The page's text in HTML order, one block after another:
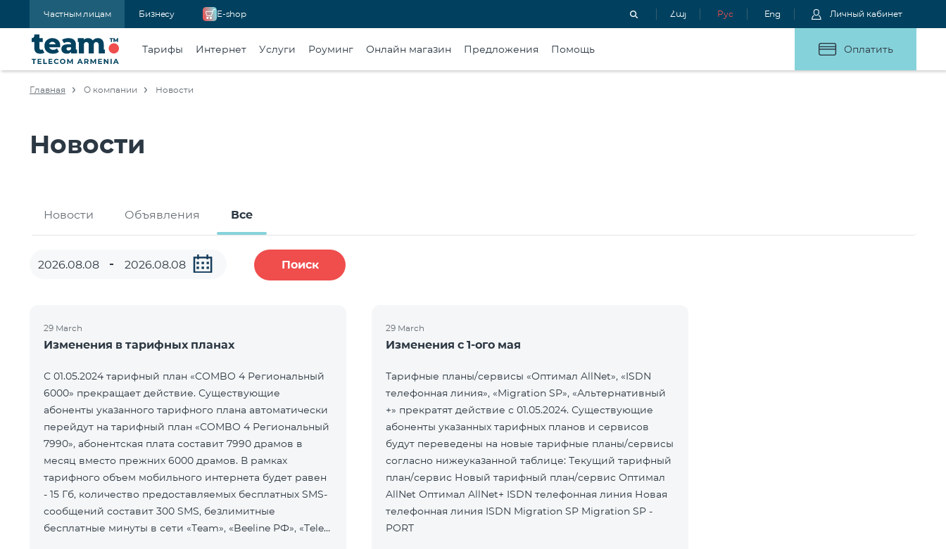
Частным лицам Бизнесу E-shop Հայ Рус Eng Личный кабинет
Тарифы Интернет Услуги Роуминг Онлайн магазин Предложения Помощь Оплатить
Главная О компании Новости
Новости
Новости Объявления Все
Поиск
29 March
Изменения в тарифных планах
С 01.05.2024 тарифный план «COMBO 4 Региональный
6000» прекращает действие. Существующие
абоненты указанного тарифного плана автоматически
перейдут на тарифный план «COMBO 4 Региональный
7990», абонентская плата составит 7990 драмов в
месяц вместо прежних 6000 драмов. В рамках
тарифного объем мобильного интернета будет равен
- 15 Гб, количество предоставляемых бесплатных SMS-
сообщений составит 300 SMS, безлимитные
бесплатные минуты в сети «Team», «Beeline РФ», «Tele
29 March
Изменения с 1-ого мая
Тарифные планы/сервисы «Оптимал AllNet», «ISDN
телефонная линия», «Migration SP», «Альтернативный
+» прекратят действие с 01.05.2024. Существующие
абоненты указанных тарифных планов и сервисов
будут переведены на новые тарифные планы/сервисы
согласно нижеуказанной таблице: Текущий тарифный
план/сервис Новый тарифный план/сервис Оптимал
AllNet Оптимал AllNet+ ISDN телефонная линия Новая
телефонная линия ISDN Migration SP Migration SP -
PORT